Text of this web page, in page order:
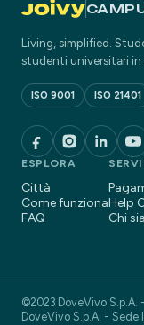
Living, simplified.
studenti universitari
ISO 9001 ISO 21401
ESPLORA
Città
Come funziona
FAQ
Help
Chi
©2023 DoveVivo S.p.A.
DoveVivo S.p.A. - Sede